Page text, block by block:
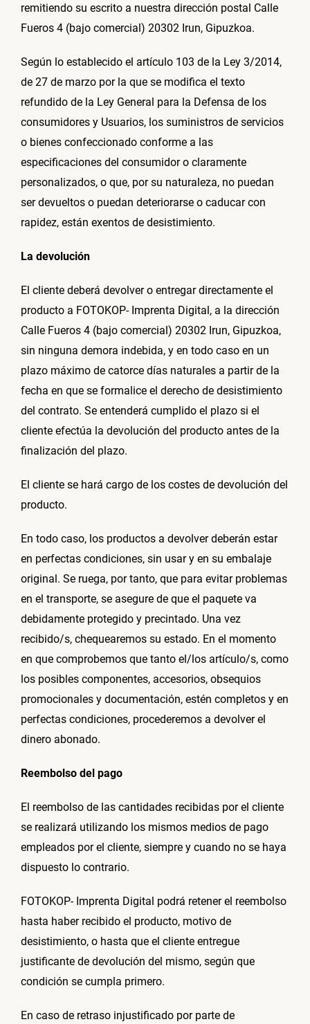
remitiendo su escrito a nuestra dirección postal Calle
Fueros 4 (bajo comercial) 20302 Irun, Gipuzkoa.
Según lo establecido el artículo 103 de la Ley 3/2014,
de 27 de marzo por la que se modifica el texto
refundido de la Ley General para la Defensa de los
consumidores y Usuarios, los suministros de servicios
o bienes confeccionado conforme a las
especificaciones del consumidor o claramente
personalizados, o que, por su naturaleza, no puedan
ser devueltos o puedan deteriorarse o caducar con
rapidez, están exentos de desistimiento.
La devolución
El cliente deberá devolver o entregar directamente el
producto a FOTOKOP- Imprenta Digital, a la dirección
Calle Fueros 4 (bajo comercial) 20302 Irun, Gipuzkoa,
sin ninguna demora indebida, y en todo caso en un
plazo máximo de catorce días naturales a partir de la
fecha en que se formalice el derecho de desistimiento
del contrato. Se entenderá cumplido el plazo si el
cliente efectúa la devolución del producto antes de la
finalización del plazo.
El cliente se hará cargo de los costes de devolución del
producto.
En todo caso, los productos a devolver deberán estar
en perfectas condiciones, sin usar y en su embalaje
original. Se ruega, por tanto, que para evitar problemas
en el transporte, se asegure de que el paquete va
debidamente protegido y precintado. Una vez
recibido/s, chequearemos su estado. En el momento
en que comprobemos que tanto el/los artículo/s, como
los posibles componentes, accesorios, obsequios
promocionales y documentación, estén completos y en
perfectas condiciones, procederemos a devolver el
dinero abonado.
Reembolso del pago
El reembolso de las cantidades recibidas por el cliente
se realizará utilizando los mismos medios de pago
empleados por el cliente, siempre y cuando no se haya
dispuesto lo contrario.
FOTOKOP- Imprenta Digital podrá retener el reembolso
hasta haber recibido el producto, motivo de
desistimiento, o hasta que el cliente entregue
justificante de devolución del mismo, según que
condición se cumpla primero.
En caso de retraso injustificado por parte de